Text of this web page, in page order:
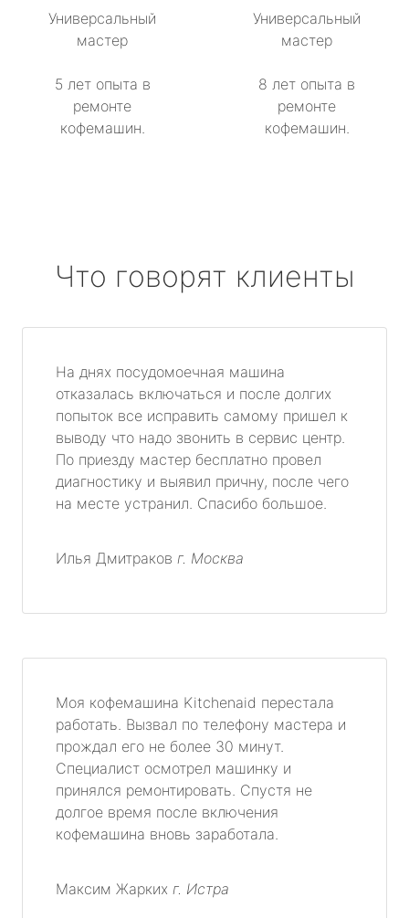
Универсальный
мастер
5 лет опыта в
ремонте
кофемашин.
Универсальный
мастер
8 лет опыта в
ремонте
кофемашин.
Что говорят клиенты
На днях посудомоечная машина
отказалась включаться и после долгих
попыток все исправить самому пришел к
выводу что надо звонить в сервис центр.
По приезду мастер бесплатно провел
диагностику и выявил причну, после чего
на месте устранил. Спасибо большое.
Илья Дмитраков г. Москва
Моя кофемашина Kitchenaid перестала
работать. Вызвал по телефону мастера и
прождал его не более 30 минут.
Специалист осмотрел машинку и
принялся ремонтировать. Спустя не
долгое время после включения
кофемашина вновь заработала.
Максим Жарких г. Истра